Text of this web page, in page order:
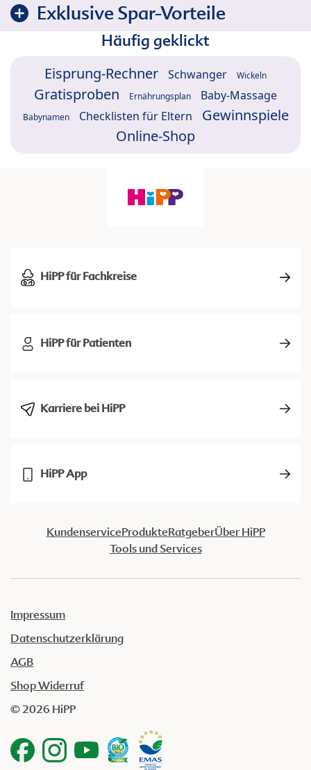
Exklusive Spar-Vorteile
Häufig geklickt
Eisprung-Rechner Schwanger Wickeln
Gratisproben Ernährungsplan Baby-Massage
Babynamen Checklisten für Eltern
Gewinnspiele
Online-Shop
HiPP für Fachkreise
HiPP für Patienten
Karriere bei HiPP
HiPP App
KundenserviceProdukteRatgeberÜber HiPP
Tools und Services
Impressum
Datenschutzerklärung
AGB
Shop Widerruf
© 2026 HiPP